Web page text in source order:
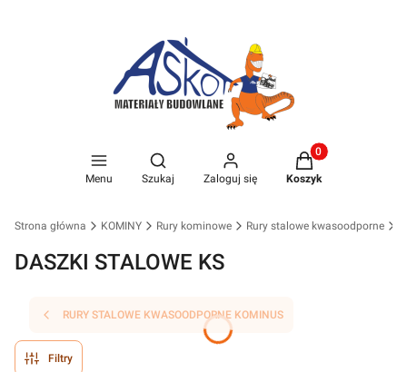
Menu
Otwórz wyszukiwarkę
Szukaj Zaloguj się
Produkty w
Koszyk
Strona główna KOMINY Rury kominowe Rury stalowe kwasoodporne
DASZKI STALOWE KS
RURY STALOWE KWASOODPORNE KOMINUS
Filtry